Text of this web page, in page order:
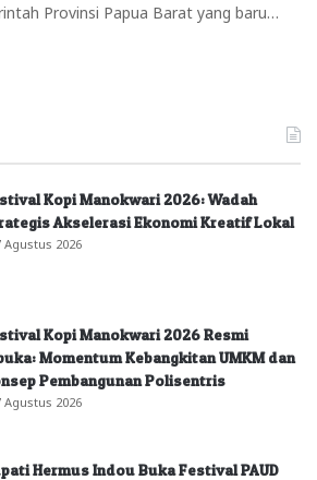
Provinsi Papua Barat yang baru…
Kopi Manokwari 2026: Wadah
Akselerasi Ekonomi Kreatif Lokal
Agustus 2026
Kopi Manokwari 2026 Resmi
Momentum Kebangkitan UMKM dan
Pembangunan Polisentris
Agustus 2026
Hermus Indou Buka Festival PAUD